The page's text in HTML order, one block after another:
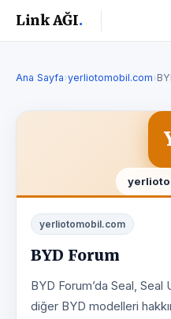
Link AĞI.
Ana Sayfa›yerliotomobil.com›
yerliotomobil.com
BYD Forum
BYD Forum’da Seal,
diğer BYD modelleri